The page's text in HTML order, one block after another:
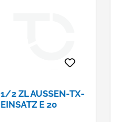
1/2 ZL AUSSEN-TX-E
INSATZ E 20